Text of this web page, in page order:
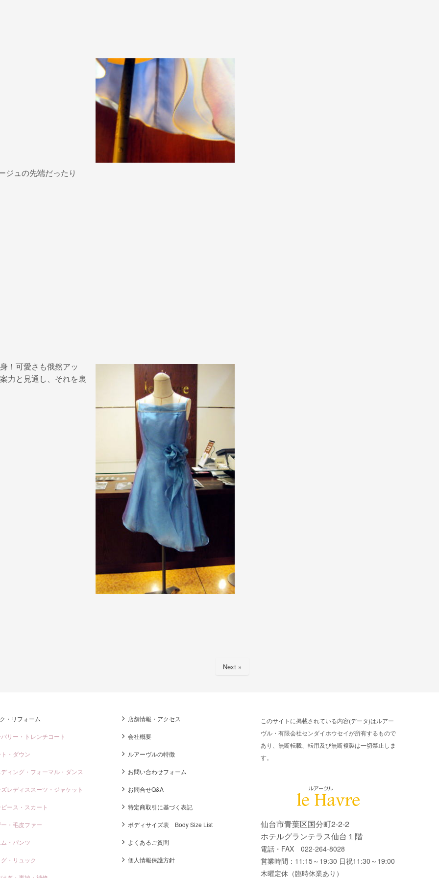
ジュの先端だったり
！可愛さも俄然アッ
力と見通し、それを裏
Next »
・リフォーム
リー・トレンチコート
ト・ダウン
ィング・フォーマル・ダンス
ズレディススーツ・ジャケット
ース・スカート
ー・毛皮ファー
・パンツ
・リュック
店舗情報・アクセス
会社概要
ルアーヴルの特徴
お問い合わせフォーム
お問合せQ&A
特定商取引に基づく表記
ボディサイズ表 Body Size List
よくあるご質問
個人情報保護方針
このサイトに掲載されている内容(データ)はルアー
ヴル・有限会社センダイホウセイが所有するもので
あり、無断転載、転用及び無断複製は一切禁止しま
す。
仙台市青葉区国分町2-2-2
ホテルグランテラス仙台１階
電話・FAX 022-264-8028
営業時間：11:15～19:30 日祝11:30～19:00
木曜定休（臨時休業あり）